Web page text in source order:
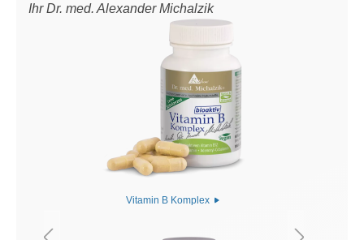
Ihr Dr. med. Alexander Michalzik
Vitamin B Komplex